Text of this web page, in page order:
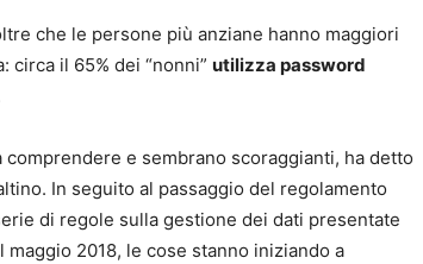
che le persone più anziane hanno maggiori
il 65% dei “nonni” utilizza password
e sembrano scoraggianti, ha detto
In seguito al passaggio del regolamento
di regole sulla gestione dei dati presentate
2018, le cose stanno iniziando a